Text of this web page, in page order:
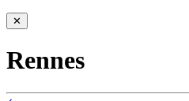
✕
Rennes